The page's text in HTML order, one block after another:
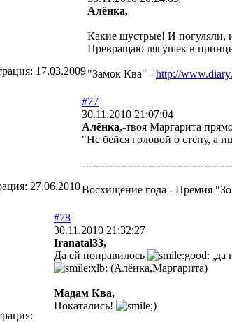
17.03.2009
Алёнка,
Какие шустрые! И погуляли,
Превращаю лягушек в
"Замок Ква" - http://
27.06.2010
#77
30.11.2010 21:07:04
Алёнка,-твоя Маргарита
"Не бейся головой о стену, а
Восхищение года - Премия
#78
30.11.2010 21:32:27
Iranatal33,
Да ей понравилось
,да
(Алёнка,Маргарита)
Мадам Ква,
Покатались!